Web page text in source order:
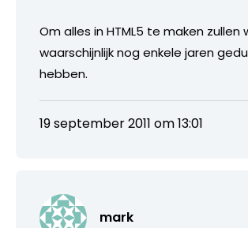
Om alles in HTML5 te maken zullen
waarschijnlijk nog enkele jaren
hebben.
19 september 2011 om 13:01
mark